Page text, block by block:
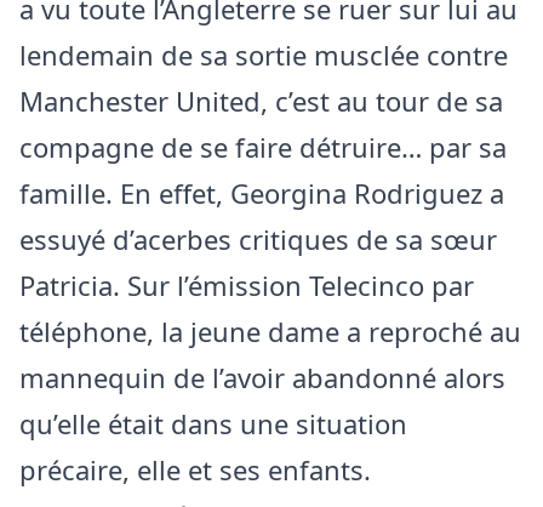
a vu toute l’Angleterre se ruer sur lui au
lendemain de sa sortie musclée contre
Manchester United, c’est au tour de sa
compagne de se faire détruire… par sa
famille. En effet, Georgina Rodriguez a
essuyé d’acerbes critiques de sa sœur
Patricia. Sur l’émission Telecinco par
téléphone, la jeune dame a reproché au
mannequin de l’avoir abandonné alors
qu’elle était dans une situation
précaire, elle et ses enfants.